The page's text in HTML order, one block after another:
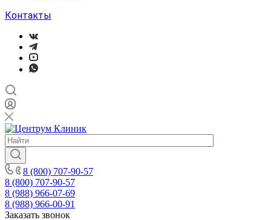
Контакты
8 (800) 707-90-57
8 (800) 707-90-57
8 (988) 966-07-69
8 (988) 966-00-91
Заказать звонок